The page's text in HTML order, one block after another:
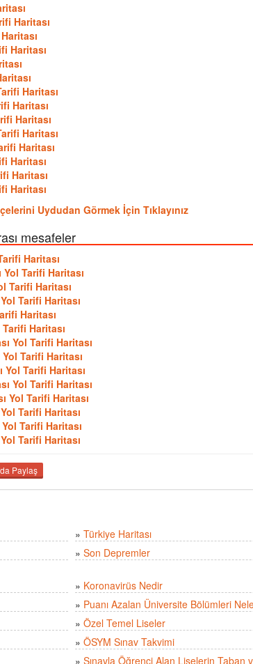
Haritası
Haritası
Haritası
Haritası
Haritası
Haritası
Haritası
Haritası
Haritası
Haritası
Uydudan Görmek İçin Tıklayınız
mesafeler
Haritası
Tarifi Haritası
Tarifi Haritası
Tarifi Haritası
Haritası
Haritası
Yol Tarifi Haritası
Tarifi Haritası
Yol Tarifi Haritası
Yol Tarifi Haritası
Yol Tarifi Haritası
Tarifi Haritası
Tarifi Haritası
Tarifi Haritası
Paylaş
» Türkiye Haritası
» Son Depremler
» Koronavirüs Nedir
» Puanı Azalan Üniversite Bölümleri
» Özel Temel Liseler
» ÖSYM Sınav Takvimi
» Sınavla Öğrenci Alan Liselerin Taban